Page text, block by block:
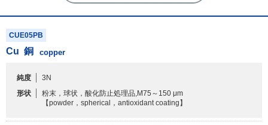
CUE05PB
Cu 銅 copper
純度
3N
形状
粉末，球状，酸化防止処理品,M75～150 μm
【powder，spherical，antioxidant coating】